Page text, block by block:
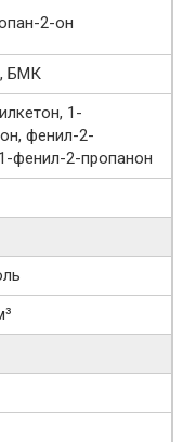
​2-​он
БМК
1-
фенил-2-
фенил-2-пропанон